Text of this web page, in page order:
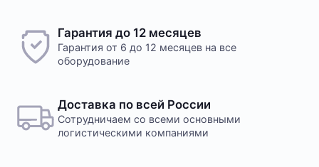
Гарантия до 12 месяцев
Гарантия от 6 до 12 месяцев на все
оборудование
Доставка по всей России
Сотрудничаем со всеми основными
логистическими компаниями